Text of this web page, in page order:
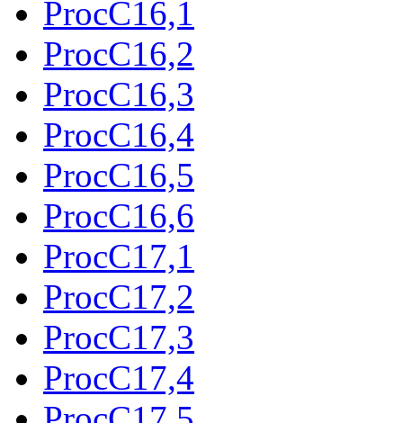
ProcC16,1
ProcC16,2
ProcC16,3
ProcC16,4
ProcC16,5
ProcC16,6
ProcC17,1
ProcC17,2
ProcC17,3
ProcC17,4